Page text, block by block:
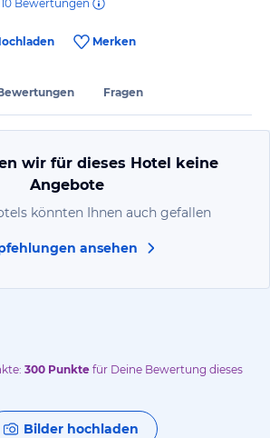
10 Bewertungen
Merken
Fragen
wir für dieses Hotel keine
Angebote
könnten Ihnen auch gefallen
ansehen
300 Punkte für Deine Bewertung dieses
Bilder hochladen